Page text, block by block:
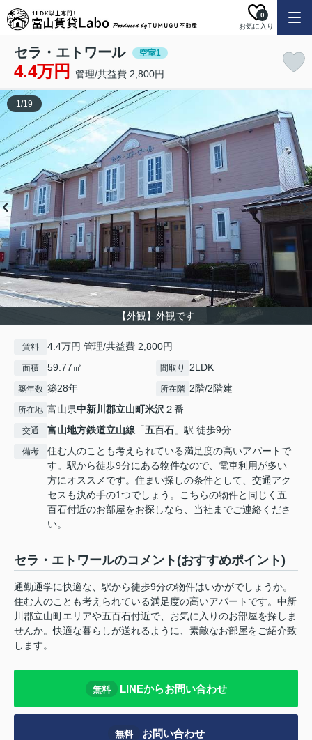
お気に入り
0
セラ・エトワール 空室1
4.4万円 管理/共益費 2,800円
【外観】外観です
1/19
賃料 4.4万円 管理/共益費 2,800円
面積 59.77㎡ 間取り 2LDK
築年数 築28年 所在階 2階/2階建
所在地 富山県中新川郡立山町米沢２番
交通 富山地方鉄道立山線 「五百石 」駅 徒歩9分
備考
住む人のことも考えられている満足度の高いアパートで
す。駅から徒歩9分にある物件なので、電車利用が多い
方にオススメです。住まい探しの条件として、交通アク
セスも決め手の1つでしょう。こちらの物件と同じく五
百石付近のお部屋をお探しなら、当社までご連絡くださ
い。
セラ・エトワールのコメント(おすすめポイント)
通勤通学に快適な、駅から徒歩9分の物件はいかがでしょうか。
住む人のことも考えられている満足度の高いアパートです。中新
川郡立山町エリアや五百石付近で、お気に入りのお部屋を探しま
せんか。快適な暮らしが送れるように、素敵なお部屋をご紹介致
します。
無料 LINEからお問い合わせ
無料 お問い合わせ